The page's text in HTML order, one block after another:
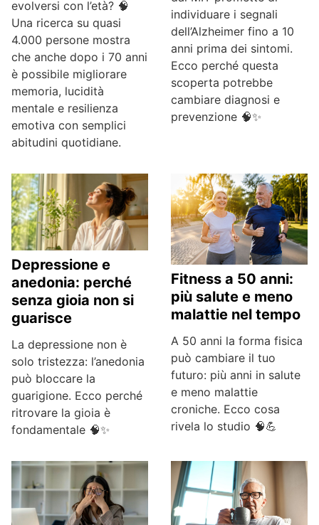
evolversi con l’età? 🧠
Una ricerca su quasi
4.000 persone mostra
che anche dopo i 70 anni
è possibile migliorare
memoria, lucidità
mentale e resilienza
emotiva con semplici
abitudini quotidiane.
individuare i segnali
dell’Alzheimer fino a 10
anni prima dei sintomi.
Ecco perché questa
scoperta potrebbe
cambiare diagnosi e
prevenzione 🧠✨
Depressione e
anedonia: perché
senza gioia non si
guarisce
La depressione non è
solo tristezza: l’anedonia
può bloccare la
guarigione. Ecco perché
ritrovare la gioia è
fondamentale 🧠✨
Fitness a 50 anni:
più salute e meno
malattie nel tempo
A 50 anni la forma fisica
può cambiare il tuo
futuro: più anni in salute
e meno malattie
croniche. Ecco cosa
rivela lo studio 🧠💪